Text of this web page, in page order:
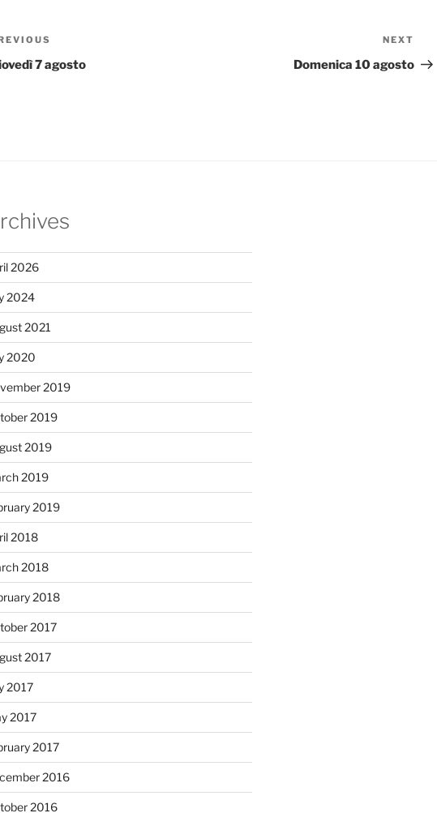
7 agosto
Post
NEXT
Domenica 10 agosto
2026
2024
2021
2020
2019
2019
2019
2019
2019
2018
2018
2018
2017
2017
2017
2017
2017
2016
2016